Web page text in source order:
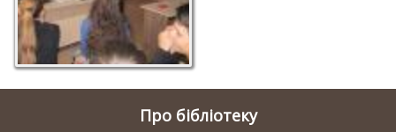
Про бібліотеку